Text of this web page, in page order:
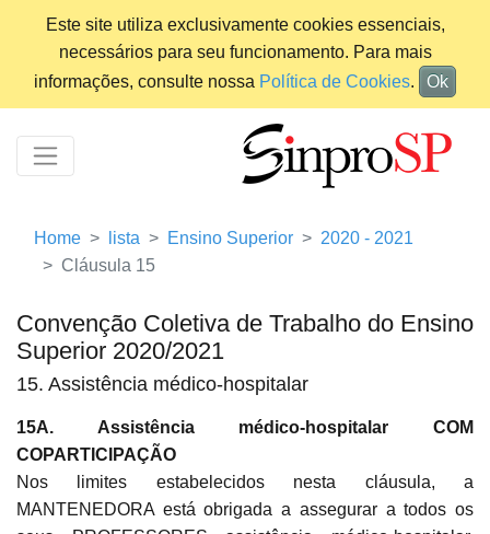
Este site utiliza exclusivamente cookies essenciais,
necessários para seu funcionamento. Para mais
informações, consulte nossa Política de Cookies. Ok
Home lista Ensino Superior
2020 - 2021
Cláusula 15
Convenção Coletiva de Trabalho do Ensino
Superior 2020/2021
15. Assistência médico-hospitalar
15A. Assistência médico-hospitalar COM
COPARTICIPAÇÃO
Nos limites estabelecidos nesta cláusula, a
MANTENEDORA está obrigada a assegurar a todos os